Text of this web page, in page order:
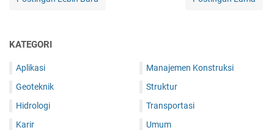
KATEGORI
Aplikasi
Geoteknik
Hidrologi
Karir
Manajemen Konstruksi
Struktur
Transportasi
Umum